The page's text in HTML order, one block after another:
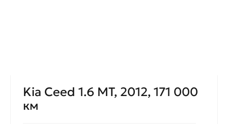
Kia Ceed 1.6 MT, 2012, 171 000
км